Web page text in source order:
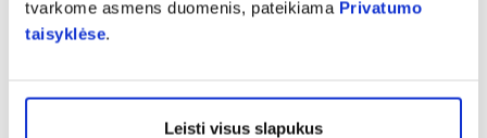
tvarkome asmens duomenis, pateikiama Privatumo
taisyklėse.
Leisti visus slapukus